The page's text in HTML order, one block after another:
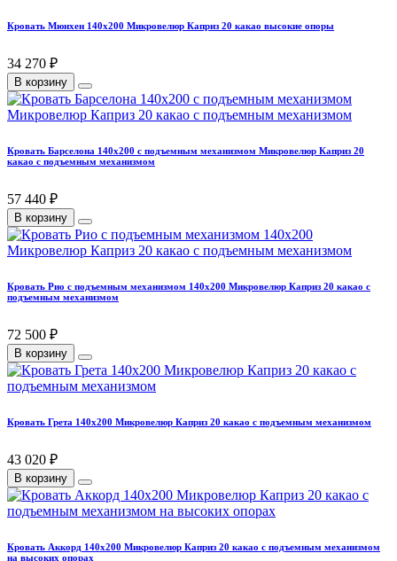
Кровать Мюнхен 140х200 Микровелюр Каприз 20 какао высокие опоры
34 270 ₽
В корзину
Кровать Барселона 140х200 с подъемным механизмом Микровелюр Каприз 20
какао с подъемным механизмом
57 440 ₽
В корзину
Кровать Рио с подъемным механизмом 140х200 Микровелюр Каприз 20 какао с
подъемным механизмом
72 500 ₽
В корзину
Кровать Грета 140х200 Микровелюр Каприз 20 какао с подъемным механизмом
43 020 ₽
В корзину
Кровать Аккорд 140х200 Микровелюр Каприз 20 какао с подъемным механизмом
на высоких опорах